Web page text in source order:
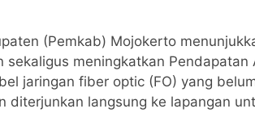
(Pemkab) Mojokerto
meningkatkan Pendapatan
jaringan fiber optic (FO) yang
diterjunkan langsung ke lapangan